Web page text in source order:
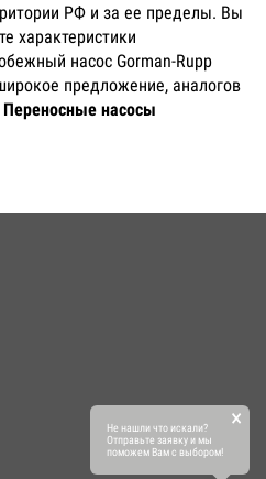
РФ и за ее пределы. Вы
характеристики
насос Gorman-Rupp
предложение, аналогов
Переносные насосы
Не нашли что искали?
Отправьте заявку и мы
поможем Вам с выбором!
×